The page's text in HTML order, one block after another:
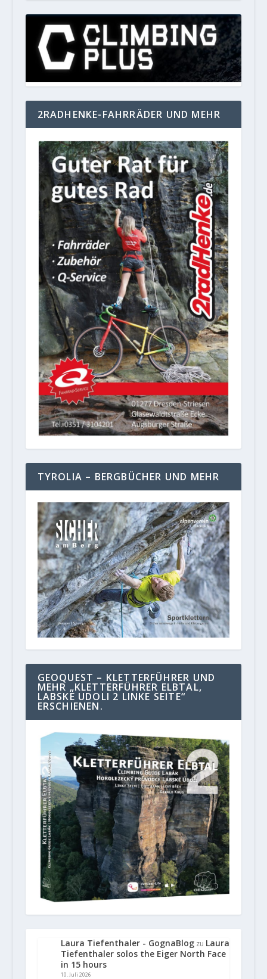
2RADHENKE-FAHRRÄDER UND MEHR
TYROLIA – BERGBÜCHER UND MEHR
GEOQUEST – KLETTERFÜHRER UND
MEHR „KLETTERFÜHRER ELBTAL,
LABSKE UDOLI 2 LINKE SEITE“
ERSCHIENEN.
Laura Tiefenthaler - GognaBlogzu Laura
Tiefenthaler solos the Eiger North Face
in 15 hours
10. Juli 2026